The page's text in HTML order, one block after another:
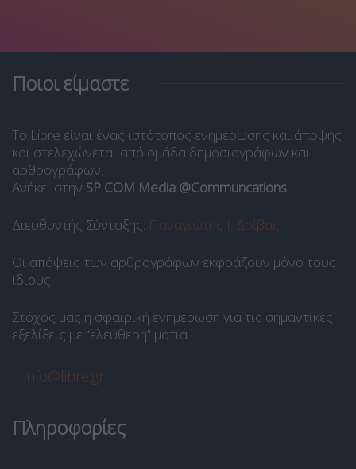
Ποιοι είμαστε
Το Libre είναι ένας ιστότοπος ενημέρωσης και άποψης
και στελεχώνεται από ομάδα δημοσιογράφων και
αρθρογράφων.
Ανήκει στην SP COM Media @Communcations.
Διευθυντής Σύνταξης: Παναγιώτης Ι. Δρίβας.
Οι απόψεις των αρθρογράφων εκφράζουν μόνο τους
ίδιους.
Στόχος μας η σφαιρική ενημέρωση για τις σημαντικές
εξελίξεις με “ελεύθερη” ματιά.
info@libre.gr
Πληροφορίες